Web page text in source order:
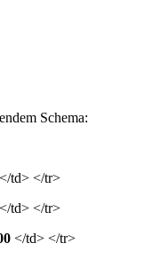
Schema:
td> </tr>
td> </tr>
</td> </tr>